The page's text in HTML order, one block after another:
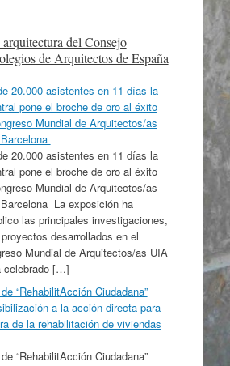
del Consejo
de Arquitectos de España
20.000 asistentes en 11 días la
pone el broche de oro al éxito
Mundial de Arquitectos/as
20.000 asistentes en 11 días la
pone el broche de oro al éxito
Mundial de Arquitectos/as
La exposición ha
las principales investigaciones,
desarrollados en el
Mundial de Arquitectos/as UIA
celebrado […]
“RehabilitAcción Ciudadana”
a la acción directa para
de la rehabilitación de viviendas
“RehabilitAcción Ciudadana”